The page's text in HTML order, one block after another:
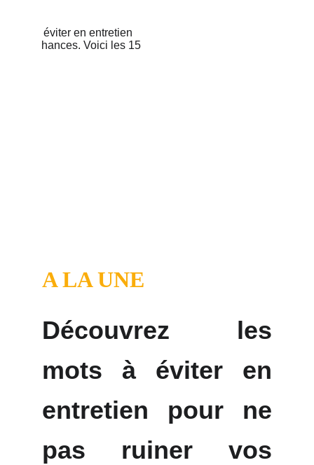
A LA UNE
Découvrez les
mots à éviter en
entretien pour ne
pas ruiner vos